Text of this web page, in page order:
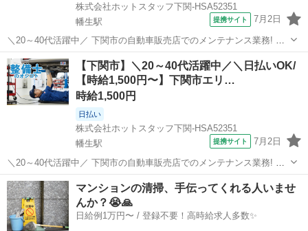
株式会社ホットスタッフ下関-HSA52351
幡生駅
提携サイト 7月2日
＼20～40代活躍中／ 下関市の自動車販売店でのメンテナンス業務! 自
動車整備士の資格を活かして 高時給1500円でしっかり稼げる! 火水休
みで私生活も大切にできるお仕事です◎ ＼ココが魅力♪ 充実のメリッ
ト&環境♪/ ま...
山口 下関市 幡生駅 その他
【下関市】＼20～40代活躍中／＼日払いOK/
【時給1,500円〜】下関市エリ…
時給1,500円
日払い
株式会社ホットスタッフ下関-HSA52351
幡生駅
提携サイト 7月2日
＼20～40代活躍中／ 下関市の自動車販売店でのメンテナンス業務! 自
動車整備士の資格を活かして 高時給1500円でしっかり稼げる! 火水休
みで私生活も大切にできるお仕事です◎ ＼ココが魅力♪ 充実のメリッ
ト&環境♪/ ま...
山口 下関市 その他
マンションの清掃、手伝ってくれる人いませ
んか？😭🙏
日給例1万円〜 / 登録不要！高時給求人多数✨